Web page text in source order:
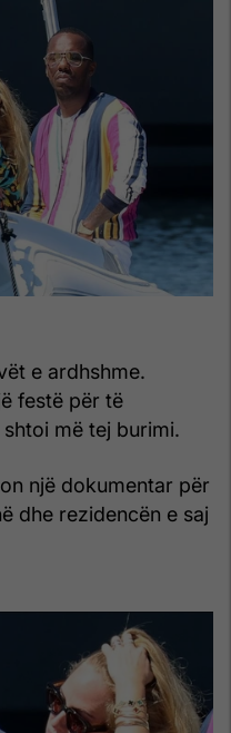
e ardhshme.
festë për të
më tej burimi.
një dokumentar për
dhe rezidencën e saj